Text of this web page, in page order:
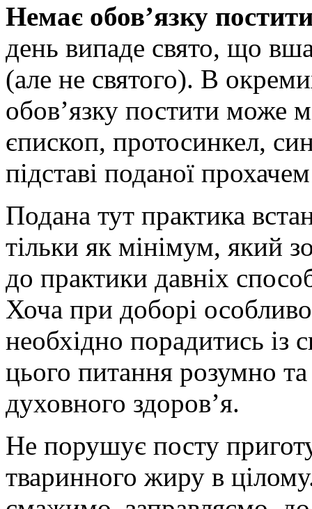
Немає обов’язку
день випаде свято, що
(але не святого). В
обов’язку постити може
єпископ, протосинкел,
підставі поданої
Подана тут практика
тільки як мінімум, який
до практики давніх
Хоча при доборі
необхідно порадитись із
цього питання розумно
духовного здоров’я.
Не порушує посту
тваринного жиру в